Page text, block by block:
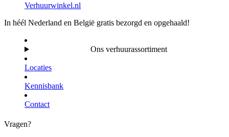
Verhuurwinkel.nl
In héél Nederland en België gratis bezorgd en opgehaald!
Ons verhuurassortiment
Locaties
Kennisbank
Contact
Vragen?